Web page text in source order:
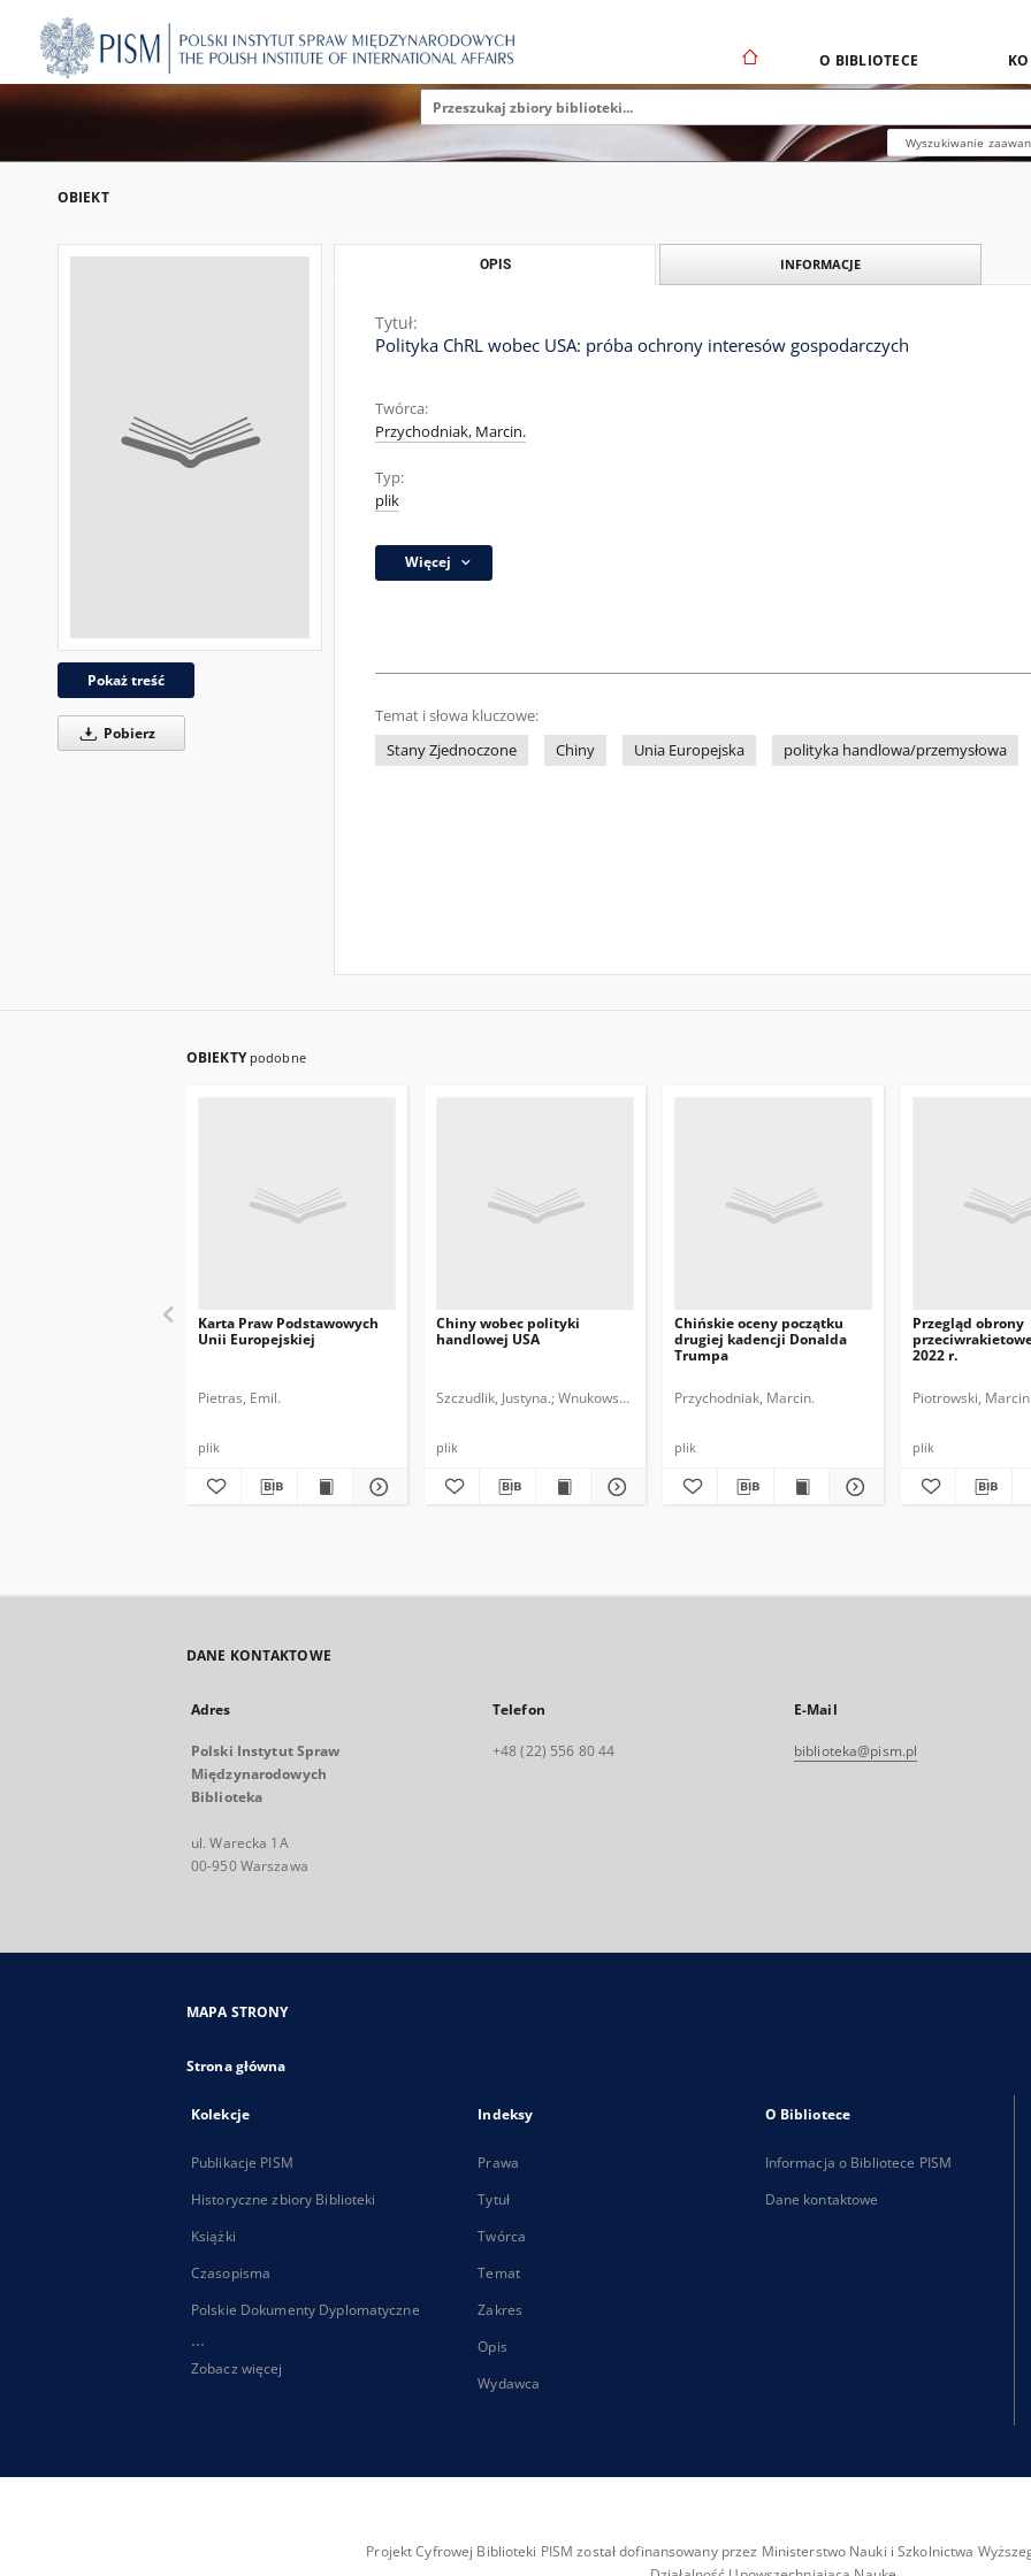
O BIBLIOTECE
Wyszukiwanie
OBIEKT
Pokaż treść
Pobierz
OPIS INFORMACJE
Tytuł:
Polityka ChRL wobec USA: próba ochrony interesów gospodarczych
Twórca:
Przychodniak, Marcin.
Typ:
plik
Więcej
Temat i słowa kluczowe:
Stany Zjednoczone
Chiny Unia Europejska polityka handlowa/przemysłowa
OBIEKTY podobne
Karta Praw Podstawowych
Unii Europejskiej
Pietras, Emil.
plik
Chiny wobec polityki
handlowej USA
Szczudlik, Justyna. Wnukowski, Damian.
plik
Chińskie oceny początku
drugiej kadencji Donalda
Trumpa
Przychodniak, Marcin.
plik
Przegląd obrony
2022 r.
Piotrowski,
plik
DANE KONTAKTOWE
Adres
Polski Instytut Spraw
Międzynarodowych
Biblioteka
ul. Warecka 1A
00-950 Warszawa
Telefon
+48 (22) 556 80 44
E-Mail
biblioteka@pism.pl
MAPA STRONY
Strona główna
Kolekcje
Publikacje PISM
Historyczne zbiory Biblioteki
Książki
Czasopisma
Polskie Dokumenty Dyplomatyczne
...
Zobacz więcej
Indeksy
Prawa
Tytuł
Twórca
Temat
Zakres
Opis
Wydawca
O Bibliotece
Informacja o Bibliotece PISM
Dane kontaktowe
Projekt Cyfrowej Biblioteki PISM został dofinansowany przez Ministerstwo Nauki i Szkolnictwa